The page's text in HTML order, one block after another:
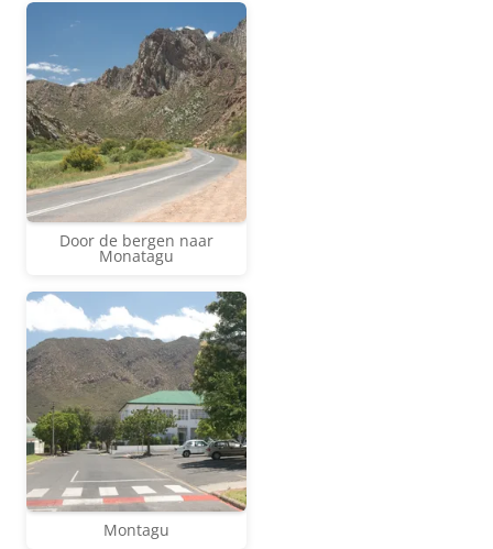
Door de bergen naar
Monatagu
Montagu